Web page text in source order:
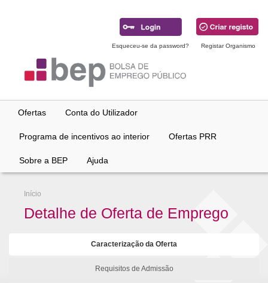
Esqueceu-se da password? Registar Organismo
Ofertas Conta do Utilizador
Programa de incentivos ao interior Ofertas PRR
Sobre a BEP Ajuda
Início
Detalhe de Oferta de Emprego
Caracterização da Oferta
Requisitos de Admissão